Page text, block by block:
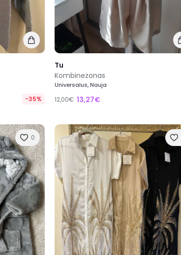
-35%
Tu
Kombinezonas
Universalus, Nauja
12,00€ 13,27€
0